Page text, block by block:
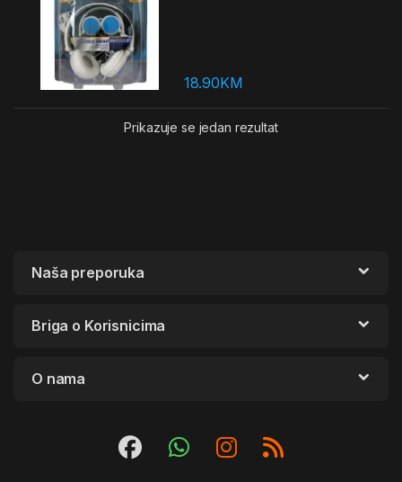
18.90KM
Prikazuje se jedan rezultat
Naša preporuka
Briga o Korisnicima
O nama